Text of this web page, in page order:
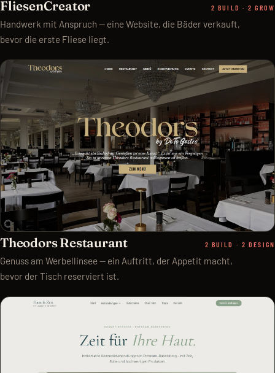
FliesenCreator 2 BUILD · 2 GROW
Handwerk mit Anspruch — eine Website, die Bäder verkauft,
bevor die erste Fliese liegt.
Theodors Restaurant 2 BUILD · 2 DESIGN
Genuss am Werbellinsee — ein Auftritt, der Appetit macht,
bevor der Tisch reserviert ist.